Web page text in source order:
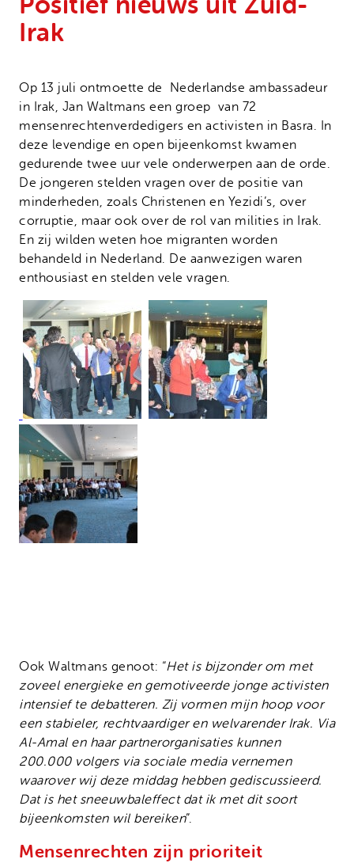
Irak
Op 13 juli ontmoette de Nederlandse ambassadeur
in Irak, Jan Waltmans een groep van 72
mensenrechtenverdedigers en activisten in Basra. In
deze levendige en open bijeenkomst kwamen
gedurende twee uur vele onderwerpen aan de orde.
De jongeren stelden vragen over de positie van
minderheden, zoals Christenen en Yezidi’s, over
corruptie, maar ook over de rol van milities in Irak.
En zij wilden weten hoe migranten worden
behandeld in Nederland. De aanwezigen waren
enthousiast en stelden vele vragen.
Ook Waltmans genoot: “Het is bijzonder om met
zoveel energieke en gemotiveerde jonge activisten
intensief te debatteren. Zij vormen mijn hoop voor
een stabieler, rechtvaardiger en welvarender Irak. Via
Al-Amal en haar partnerorganisaties kunnen
200.000 volgers via sociale media vernemen
waarover wij deze middag hebben gediscussieerd.
Dat is het sneeuwbaleffect dat ik met dit soort
bijeenkomsten wil bereiken”.
Mensenrechten zijn prioriteit
Noodfonds voor activisten
Onze successen
Jaarverslag
Contact